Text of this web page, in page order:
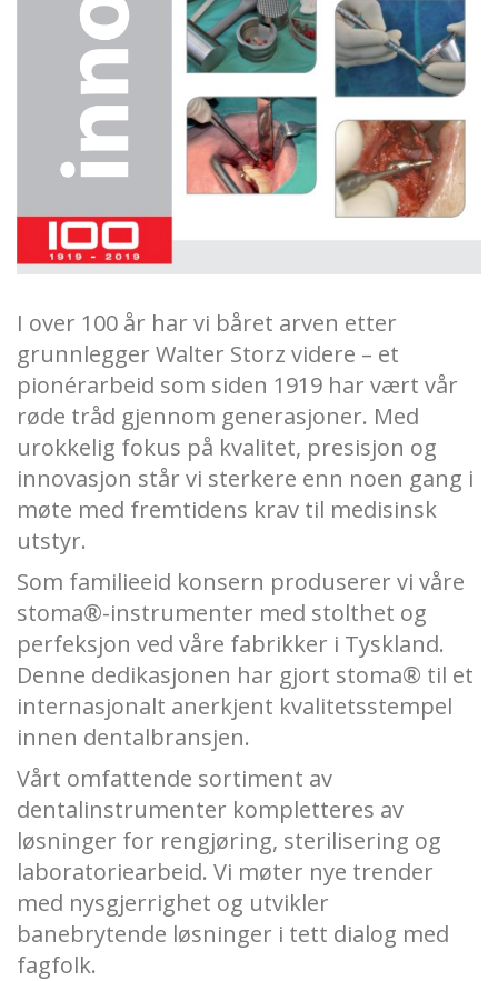
I over 100 år har vi båret arven etter
grunnlegger Walter Storz videre – et
pionérarbeid som siden 1919 har vært vår
røde tråd gjennom generasjoner. Med
urokkelig fokus på kvalitet, presisjon og
innovasjon står vi sterkere enn noen gang i
møte med fremtidens krav til medisinsk
utstyr.
Som familieeid konsern produserer vi våre
stoma®-instrumenter med stolthet og
perfeksjon ved våre fabrikker i Tyskland.
Denne dedikasjonen har gjort stoma® til et
internasjonalt anerkjent kvalitetsstempel
innen dentalbransjen.
Vårt omfattende sortiment av
dentalinstrumenter kompletteres av
løsninger for rengjøring, sterilisering og
laboratoriearbeid. Vi møter nye trender
med nysgjerrighet og utvikler
banebrytende løsninger i tett dialog med
fagfolk.